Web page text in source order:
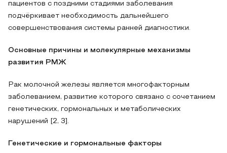
пациентов с поздними стадиями заболевания
подчёркивает необходимость дальнейшего
совершенствования системы ранней диагностики.
Основные причины и молекулярные механизмы
развития РМЖ
Рак молочной железы является многофакторным
заболеванием, развитие которого связано с сочетанием
генетических, гормональных и метаболических
нарушений [2, 3].
Генетические и гормональные факторы